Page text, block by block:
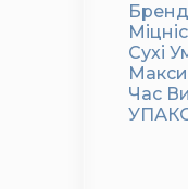
Бренд
Сухі
Час